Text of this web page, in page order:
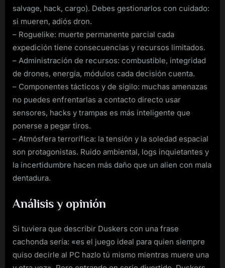
salvage, hack, cargo). Debes gestionarlos con cuidado:
si mueren, adiós dron.
– Roguelike: muerte permanente parcial cada
expedición tiene consecuencias y recursos limitados.
– Administración de recursos: combustible, integridad
de drones, energía, módulos cada decisión cuenta.
– Componentes tácticos y de sigilo: muchas amenazas
no puedes enfrentarlas a contacto directo usar
sensores, hacks y trampas es más inteligente que
ponerse a pegar tiros.
– Atmósfera terrorífica: la tensión y la soledad espacial
son protagonistas. Ruido ambiental, logs inquietantes y
la incertidumbre hacen más daño que un alien con mala
dentadura.
Análisis y opinión
Si tuviera que describir Duskers con una frase
cachonda sería: «es el juego ideal para quien siempre
quiso decirle al PC hazlo tú mismo mientras muere una